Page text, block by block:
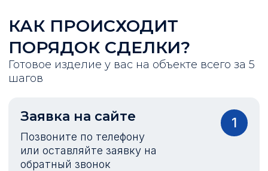
КАК ПРОИСХОДИТ
ПОРЯДОК СДЕЛКИ?
Готовое изделие у вас на объекте всего за 5
шагов
Заявка на сайте
Позвоните по телефону
или оставляйте заявку на
обратный звонок
1